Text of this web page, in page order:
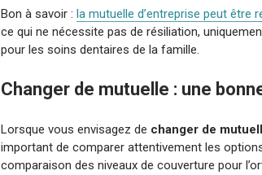
Bon à savoir : la mutuelle d’entreprise peut être
ce qui ne nécessite pas de résiliation,
pour les soins dentaires de la famille.
Changer de mutuelle : une
Lorsque vous envisagez de changer de
important de comparer attentivement les
comparaison des niveaux de couverture pour